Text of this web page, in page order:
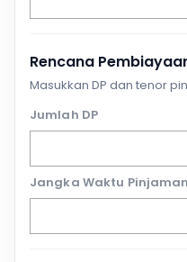
Rencana
Masukkan DP dan tenor
Jumlah DP
Jangka Waktu